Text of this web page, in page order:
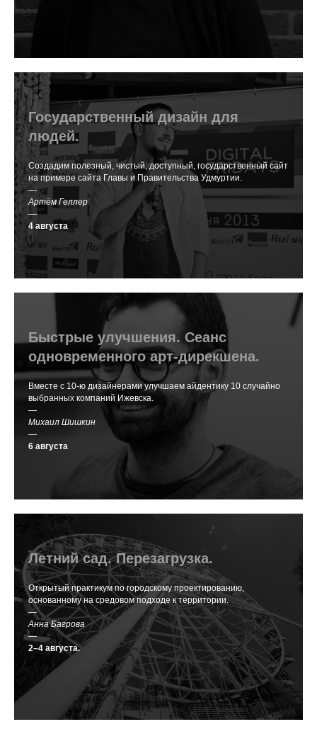
Государственный дизайн для
людей.
Создадим полезный, чистый, доступный, государственный сайт
на примере сайта Главы и Правительства Удмуртии.
—
Артём Геллер
—
4 августа
Быстрые улучшения. Сеанс
одновременного арт-дирекшена.
Вместе с 10-ю дизайнерами улучшаем айдентику 10 случайно
выбранных компаний Ижевска.
—
Михаил Шишкин
—
6 августа
Летний сад. Перезагрузка.
Открытый практикум по городскому проектированию,
основанному на средовом подходе к территории.
—
Анна Багрова
—
2–4 августа.